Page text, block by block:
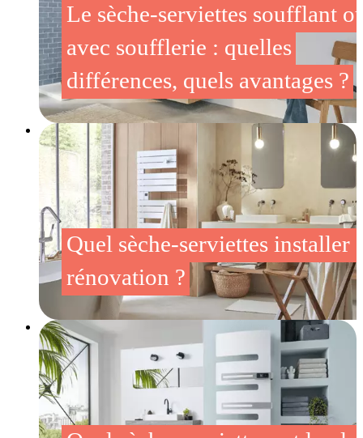
Le sèche-serviettes soufflant
avec soufflerie : quelles
différences, quels avantages ?
Quel sèche-serviettes installer
rénovation ?